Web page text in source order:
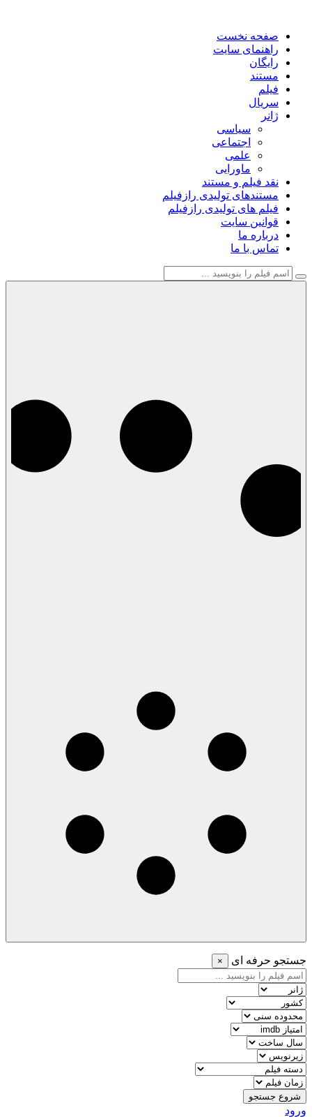
صفحه نخست
راهنمای سایت
رایگان
مستند
فیلم
سریال
ژانر
سیاسی
اجتماعی
علمی
ماورایی
نقد فیلم و مستند
مستندهای تولیدی رازفیلم
فیلم های تولیدی رازفیلم
قوانین سایت
درباره ما
تماس با ما
جستجو حرفه ای ×
شروع جستجو
ورود